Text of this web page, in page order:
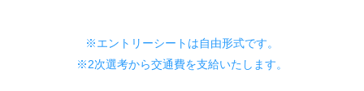
※エントリーシートは自由形式です。
※2次選考から交通費を支給いたします。